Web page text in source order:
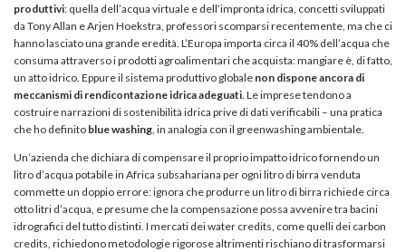
produttivi: quella dell’acqua virtuale e dell’impronta idrica, concetti sviluppati
da Tony Allan e Arjen Hoekstra, professori scomparsi recentemente, ma che ci
hanno lasciato una grande eredità. L’Europa importa circa il 40% dell’acqua che
consuma attraverso i prodotti agroalimentari che acquista: mangiare è, di fatto,
un atto idrico. Eppure il sistema produttivo globale non dispone ancora di
meccanismi di rendicontazione idrica adeguati . Le imprese tendono a
costruire narrazioni di sostenibilità idrica prive di dati verificabili – una pratica
che ho definito blue washing , in analogia con il greenwashing ambientale.
Un’azienda che dichiara di compensare il proprio impatto idrico fornendo un
litro d’acqua potabile in Africa subsahariana per ogni litro di birra venduta
commette un doppio errore: ignora che produrre un litro di birra richiede circa
otto litri d’acqua, e presume che la compensazione possa avvenire tra bacini
idrografici del tutto distinti. I mercati dei water credits, come quelli dei carbon
credits, richiedono metodologie rigorose altrimenti rischiano di trasformarsi